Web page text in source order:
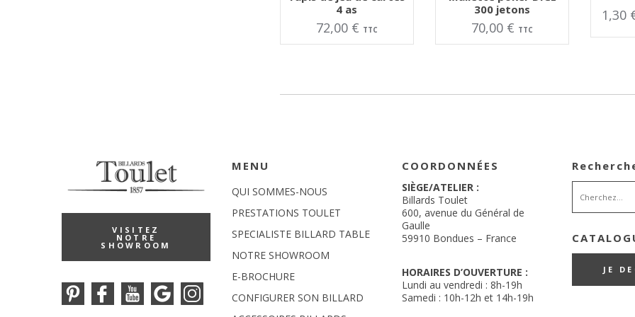
4 as
72,00 € TTC
300 jetons
70,00 € TTC
1,30
VISITEZ
NOTRE
SHOWROOM
MENU
QUI SOMMES-NOUS
PRESTATIONS TOULET
SPECIALISTE BILLARD TABLE
NOTRE SHOWROOM
E-BROCHURE
CONFIGURER SON BILLARD
COORDONNÉES
SIÈGE/ATELIER :
Billards Toulet
600, avenue du Général de
Gaulle
59910 Bondues – France
HORAIRES D’OUVERTURE :
Lundi au vendredi : 8h-19h
Samedi : 10h-12h et 14h-19h
JE